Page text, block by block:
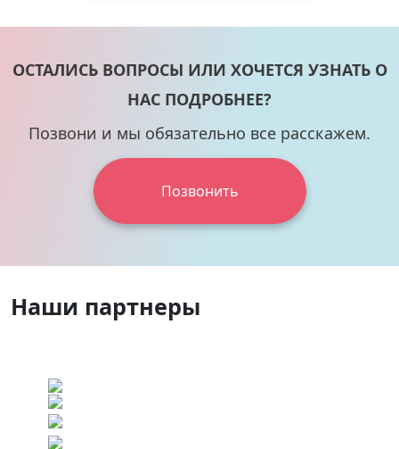
ОСТАЛИСЬ ВОПРОСЫ ИЛИ ХОЧЕТСЯ УЗНАТЬ О
НАС ПОДРОБНЕЕ?
Позвони и мы обязательно все расскажем.
Позвонить
Наши партнеры